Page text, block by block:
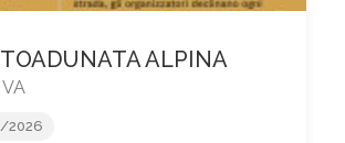
ALPINA
2026